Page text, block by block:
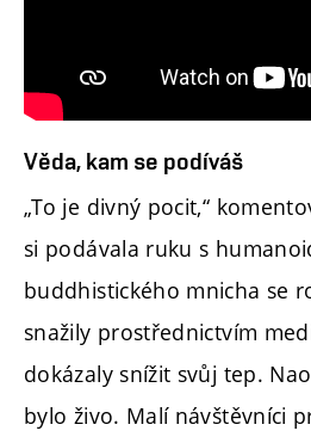
Věda, kam se podíváš
„To je divný pocit,“
si podávala ruku s
buddhistického mnicha se
snažily prostřednictvím
dokázaly snížit svůj tep.
bylo živo. Malí návštěvníci